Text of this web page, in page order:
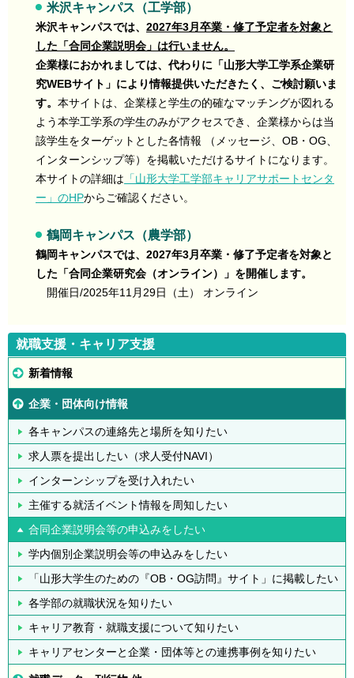
米沢キャンパス（工学部）
米沢キャンパスでは、 2027年3月卒業・修了予定者を対象と
した「合同企業説明会」は行いません。
企業様におかれましては、代わりに「山形大学工学系企業研
究WEBサイト」により情報提供いただきたく、ご検討願いま
す。 本サイトは、企業様と学生の的確なマッチングが図れる
よう本学工学系の学生のみがアクセスでき、企業様からは当
該学生をターゲットとした各情報 （メッセージ、OB・OG、
インターンシップ等）を掲載いただけるサイトになります。
本サイトの詳細は 「山形大学工学部キャリアサポートセンタ
ー」のHPからご確認ください。
鶴岡キャンパス（農学部）
鶴岡キャンパスでは、2027年3月卒業・修了予定者を対象と
した「合同企業研究会（オンライン）」を開催します。
開催日/2025年11月29日（土） オンライン
就職支援・キャリア支援
新着情報
企業・団体向け情報
各キャンパスの連絡先と場所を知りたい
求人票を提出したい（求人受付NAVI）
インターンシップを受け入れたい
主催する就活イベント情報を周知したい
合同企業説明会等の申込みをしたい
学内個別企業説明会等の申込みをしたい
「山形大学生のための『OB・OG訪問』サイト」に掲載したい
各学部の就職状況を知りたい
キャリア教育・就職支援について知りたい
キャリアセンターと企業・団体等との連携事例を知りたい